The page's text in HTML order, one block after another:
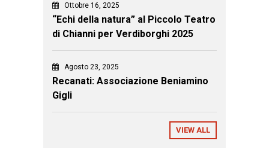
Ottobre 16, 2025
“Echi della natura” al Piccolo Teatro
di Chianni per Verdiborghi 2025
Agosto 23, 2025
Recanati: Associazione Beniamino
Gigli
VIEW ALL